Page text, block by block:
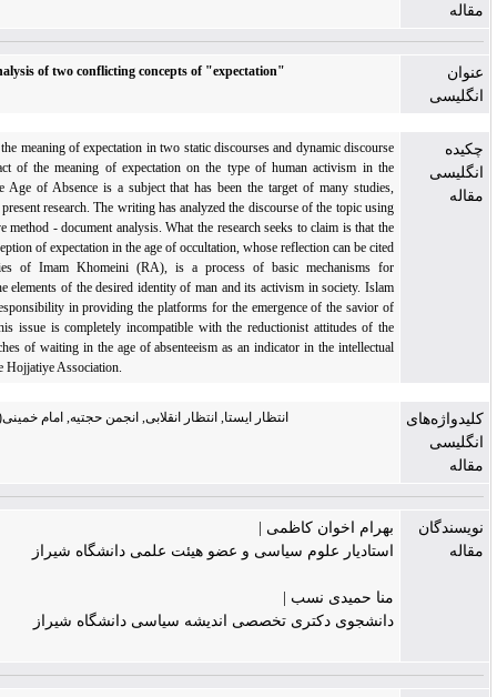
Discourse analysis of two conflicting concepts of "expectation"
Investigating the meaning of expectation in two static discourses and dynamic discourse
and the impact of the meaning of expectation on the type of human activism in the
society of the Age of Absence is a subject that has been the target of many studies,
including the present research. The writing has analyzed the discourse of the topic using
the descriptive method - document analysis. What the research seeks to claim is that the
dynamic perception of expectation in the age of occultation, whose reflection can be cited
in the theories of Imam Khomeini (RA), is a process of basic mechanisms for
articulating the elements of the desired identity of man and its activism in society. Islam
and correct responsibility in providing the platforms for the emergence of the savior of
the world. This issue is completely incompatible with the reductionist attitudes of the
static approaches of waiting in the age of absenteeism as an indicator in the intellectual
thought of the Hojjatiye Association.
انتظار ایستا, انتظار انقلابی, انجمن حجتیه, امام خمینی(س), گفتمان
بهرام اخوان کاظمی |
استادیار علوم سیاسی و عضو هیئت علمی دانشگاه شیراز
منا حمیدی نسب |
دانشجوی دکتری تخصصی اندیشه سیاسی دانشگاه شیراز